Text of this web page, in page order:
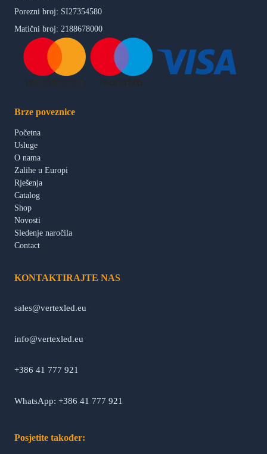
Porezni broj: SI27354580
Matični broj: 2188678000
Brze poveznice
Početna
Usluge
O nama
Zalihe u Europi
Rješenja
Catalog
Shop
Novosti
Sledenje naročila
Contact
KONTAKTIRAJTE NAS
sales@vertexled.eu
info@vertexled.eu
+386 41 777 921
WhatsApp: +386 41 777 921
Posjetite također: